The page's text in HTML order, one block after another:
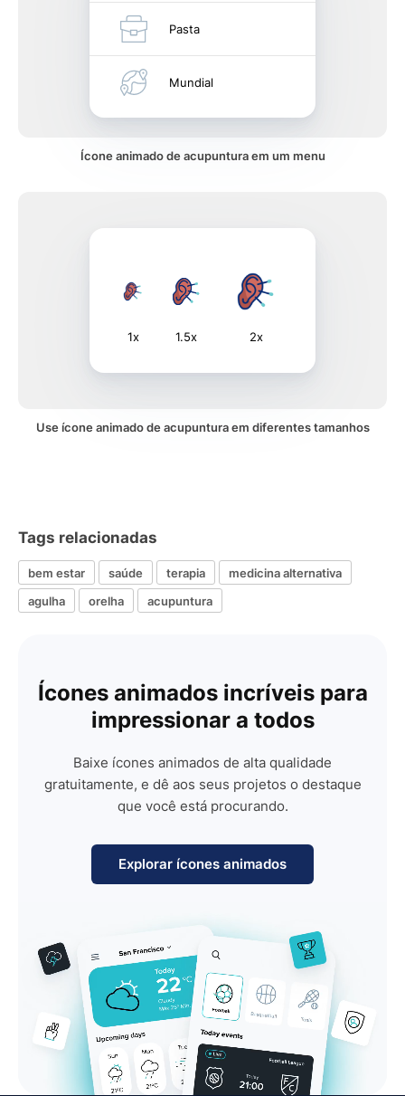
Pasta
Mundial
Ícone animado de acupuntura em um menu
1x 1.5x 2x
Use ícone animado de acupuntura em diferentes tamanhos
Tags relacionadas
bem estar saúde terapia
medicina alternativa
agulha
orelha acupuntura
Ícones animados incríveis para
impressionar a todos
Baixe ícones animados de alta qualidade
gratuitamente, e dê aos seus projetos o destaque
que você está procurando.
Explorar ícones animados